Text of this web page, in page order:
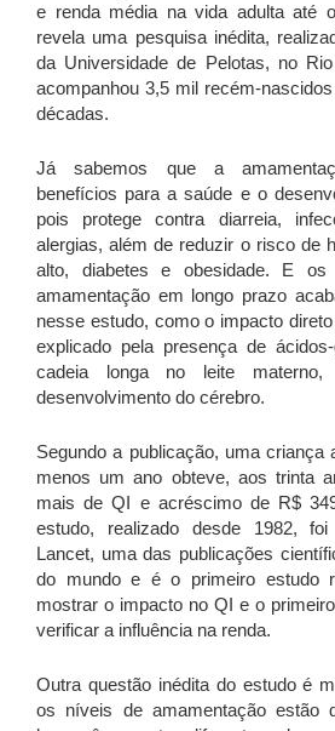
e renda média na vida adulta até
revela uma pesquisa inédita,
da Universidade de Pelotas, no
acompanhou 3,5 mil recém-
décadas.
Já sabemos que a
benefícios para a saúde e o
pois protege contra diarreia,
alergias, além de reduzir o risco de
alto, diabetes e obesidade. E os
amamentação em longo prazo
nesse estudo, como o impacto
explicado pela presença de
cadeia longa no leite
desenvolvimento do cérebro.
Segundo a publicação, uma criança
menos um ano obteve, aos trinta
mais de QI e acréscimo de R$
estudo, realizado desde 1982,
Lancet, uma das publicações
do mundo e é o primeiro estudo
mostrar o impacto no QI e o
verificar a influência na renda.
Outra questão inédita do estudo é
os níveis de amamentação estão